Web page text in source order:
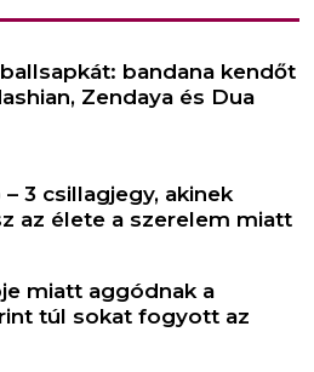
bandana kendőt
Zendaya és Dua
3 csillagjegy, akinek
az élete a szerelem miatt
miatt aggódnak a
túl sokat fogyott az